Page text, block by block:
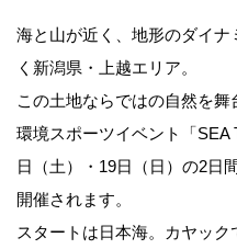
海と山が近く、地形のダイ
く新潟県・上越エリア。
この土地ならではの自然を
環境スポーツイベント「SEA
日（土）・19日（日）の2日
開催されます。
スタートは日本海。カヤッ